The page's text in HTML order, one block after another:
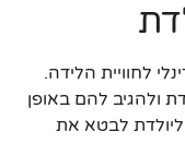
לחוויית הלידה.
ולהגיב להם באופן
לבטא את